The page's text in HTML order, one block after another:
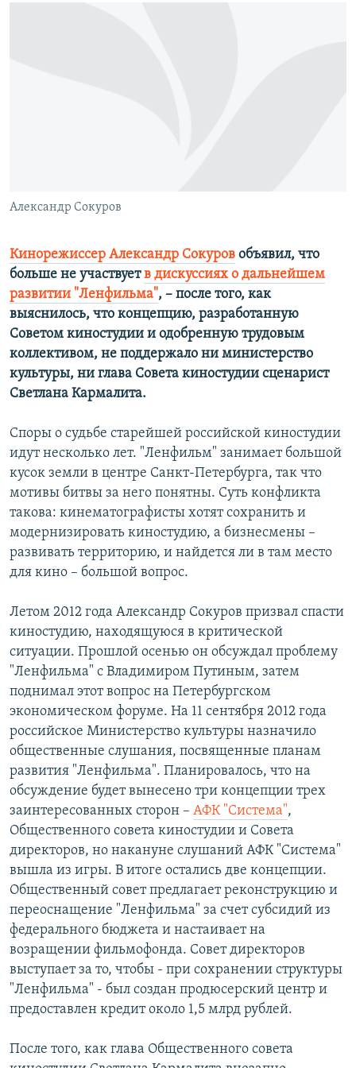
Александр Сокуров
Кинорежиссер Александр Сокуров объявил, что
больше не участвуетв дискуссиях о дальнейшем
развитии "Ленфильма", – после того, как
выяснилось, что концепцию, разработанную
Советом киностудии и одобренную трудовым
коллективом, не поддержало ни министерство
культуры, ни глава Совета киностудии сценарист
Светлана Кармалита.
Споры о судьбе старейшей российской киностудии
идут несколько лет. "Ленфильм" занимает большой
кусок земли в центре Санкт-Петербурга, так что
мотивы битвы за него понятны. Суть конфликта
такова: кинематографисты хотят сохранить и
модернизировать киностудию, а бизнесмены –
развивать территорию, и найдется ли в там место
для кино – большой вопрос.
Летом 2012 года Александр Сокуров призвал спасти
киностудию, находящуюся в критической
ситуации. Прошлой осенью он обсуждал проблему
"Ленфильма" с Владимиром Путиным, затем
поднимал этот вопрос на Петербургском
экономическом форуме. На 11 сентября 2012 года
российское Министерство культуры назначило
общественные слушания, посвященные планам
развития "Ленфильма". Планировалось, что на
обсуждение будет вынесено три концепции трех
заинтересованных сторон – АФК "Система",
Общественного совета киностудии и Совета
директоров, но накануне слушаний АФК "Система"
вышла из игры. В итоге остались две концепции.
Общественный совет предлагает реконструкцию и
переоснащение "Ленфильма" за счет субсидий из
федерального бюджета и настаивает на
возращении фильмофонда. Совет директоров
выступает за то, чтобы - при сохранении структуры
"Ленфильма" - был создан продюсерский центр и
предоставлен кредит около 1,5 млрд рублей.
После того, как глава Общественного совета